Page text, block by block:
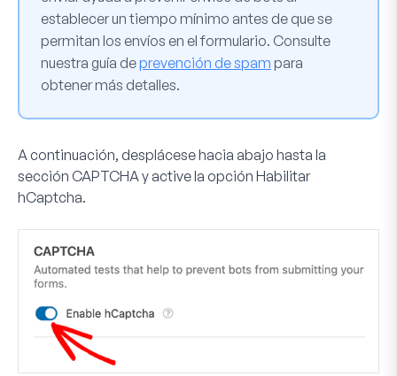
establecer un tiempo mínimo antes de que se
permitan los envíos en el formulario. Consulte
nuestra guía deprevención de spam para
obtener más detalles.
A continuación, desplácese hacia abajo hasta la
sección CAPTCHAy active la opción Habilitar
hCaptcha.